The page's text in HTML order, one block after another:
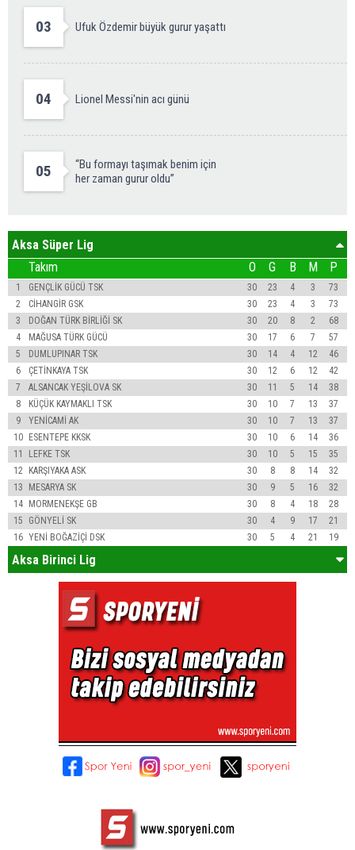
03 Ufuk Özdemir büyük gurur yaşattı
04 Lionel Messi'nin acı günü
05
“Bu formayı taşımak benim için
her zaman gurur oldu”
Aksa Süper Lig
Takım
O G B M P
1 GENÇLİK GÜCÜ TSK 30 23 4 3
73
2
CİHANGİR GSK 30 23 4 3
73
3
DOĞAN TÜRK BİRLİĞİ SK 30 20 8 2
68
4
MAĞUSA TÜRK GÜCÜ 30 17 6 7
57
5
DUMLUPINAR TSK 30 14 4 12
46
6
ÇETİNKAYA TSK 30 12 6 12
42
7
ALSANCAK YEŞİLOVA SK 30 11 5 14
38
8
KÜÇÜK KAYMAKLI TSK 30 10 7 13
37
9
YENİCAMİ AK 30 10 7 13
37
10 ESENTEPE KKSK 30 10 6 14
36
11
LEFKE TSK 30 10 5 15
35
12
KARŞIYAKA ASK 30 8 8 14
32
13
MESARYA SK 30 9 5 16
32
14 MORMENEKŞE GB 30 8 4 18
28
15
GÖNYELİ SK 30 4 9 17
21
16 YENİ BOĞAZİÇİ DSK 30 5 4 21 19
Aksa Birinci Lig